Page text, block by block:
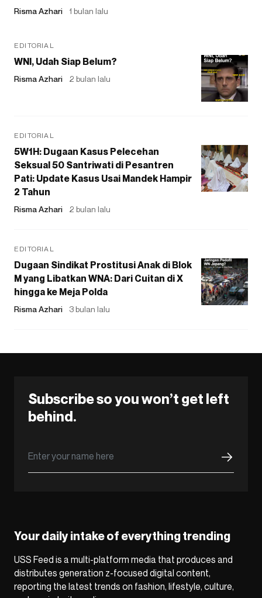
Risma Azhari 1 bulan lalu
EDITORIAL
WNI, Udah Siap Belum?
Risma Azhari 2 bulan lalu
EDITORIAL
5W1H: Dugaan Kasus Pelecehan
Seksual 50 Santriwati di Pesantren
Pati: Update Kasus Usai Mandek Hampir
2 Tahun
Risma Azhari 2 bulan lalu
EDITORIAL
Dugaan Sindikat Prostitusi Anak di Blok
M yang Libatkan WNA: Dari Cuitan di X
hingga ke Meja Polda
Risma Azhari 3 bulan lalu
Subscribe so you won’t get left
behind.
Your daily intake of everything trending
USS Feed is a multi-platform media that produces and
distributes generation z-focused digital content,
reporting the latest trends on fashion, lifestyle, culture,